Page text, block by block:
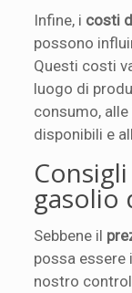
Infine, i costi
possono
Questi costi
luogo di
consumo,
disponibili e
gasolio
Sebbene il
possa
nostro